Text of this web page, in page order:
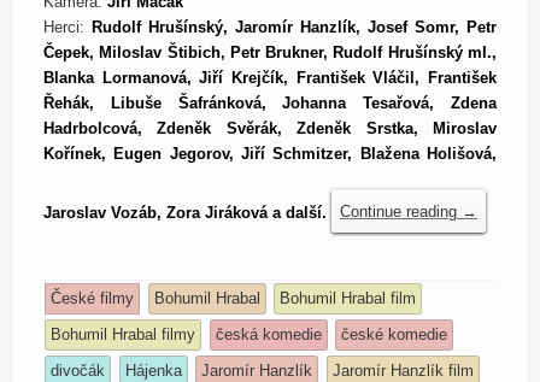
Herci: Rudolf Hrušínský, Jaromír Hanzlík, Josef Somr, Petr
Čepek, Miloslav Štibich, Petr Brukner, Rudolf Hrušínský ml.,
Blanka Lormanová, Jiří Krejčík, František Vláčil, František
Řehák, Libuše Šafránková, Johanna Tesařová, Zdena
Hadrbolcová, Zdeněk Svěrák, Zdeněk Srstka, Miroslav
Kořínek, Eugen Jegorov, Jiří Schmitzer, Blažena Holišová,
Jaroslav Vozáb, Zora Jiráková a další. Continue reading →
České filmy Bohumil Hrabal
Bohumil Hrabal film
Bohumil Hrabal filmy
česká komedie
české komedie
divočák
Hájenka Jaromír Hanzlík
Jaromír Hanzlík film